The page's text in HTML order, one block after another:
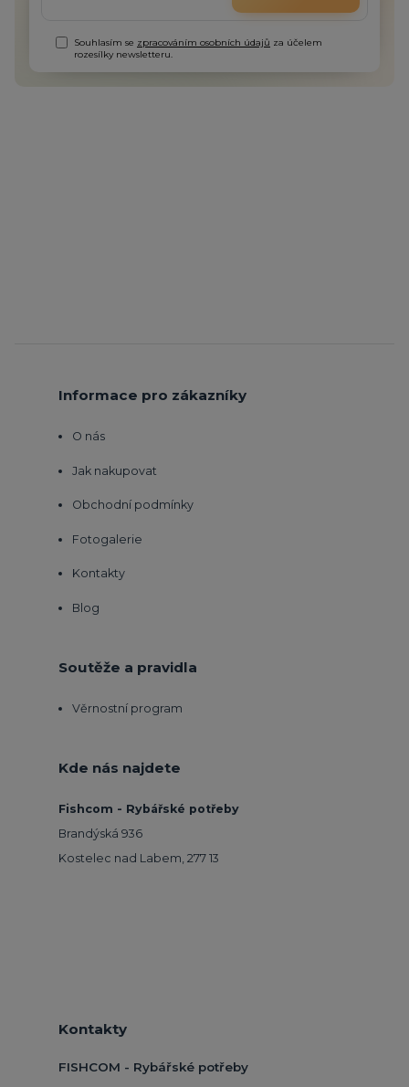
Souhlasím se zpracováním osobních údajů za účelem
rozesílky newsletteru.
Informace pro zákazníky
O nás
Jak nakupovat
Obchodní podmínky
Fotogalerie
Kontakty
Blog
Soutěže a pravidla
Věrnostní program
Kde nás najdete
Fishcom - Rybářské potřeby
Brandýská 936
Kostelec nad Labem, 277 13
Kontakty
FISHCOM - Rybářské potřeby